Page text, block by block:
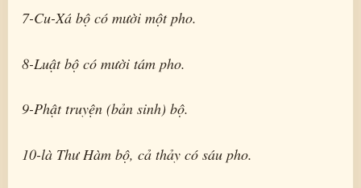
7-Cu-Xá bộ có mười một pho.
8-Luật bộ có mười tám pho.
9-Phật truyện (bản sinh) bộ.
10-là Thư Hàm bộ, cả thảy có sáu pho.